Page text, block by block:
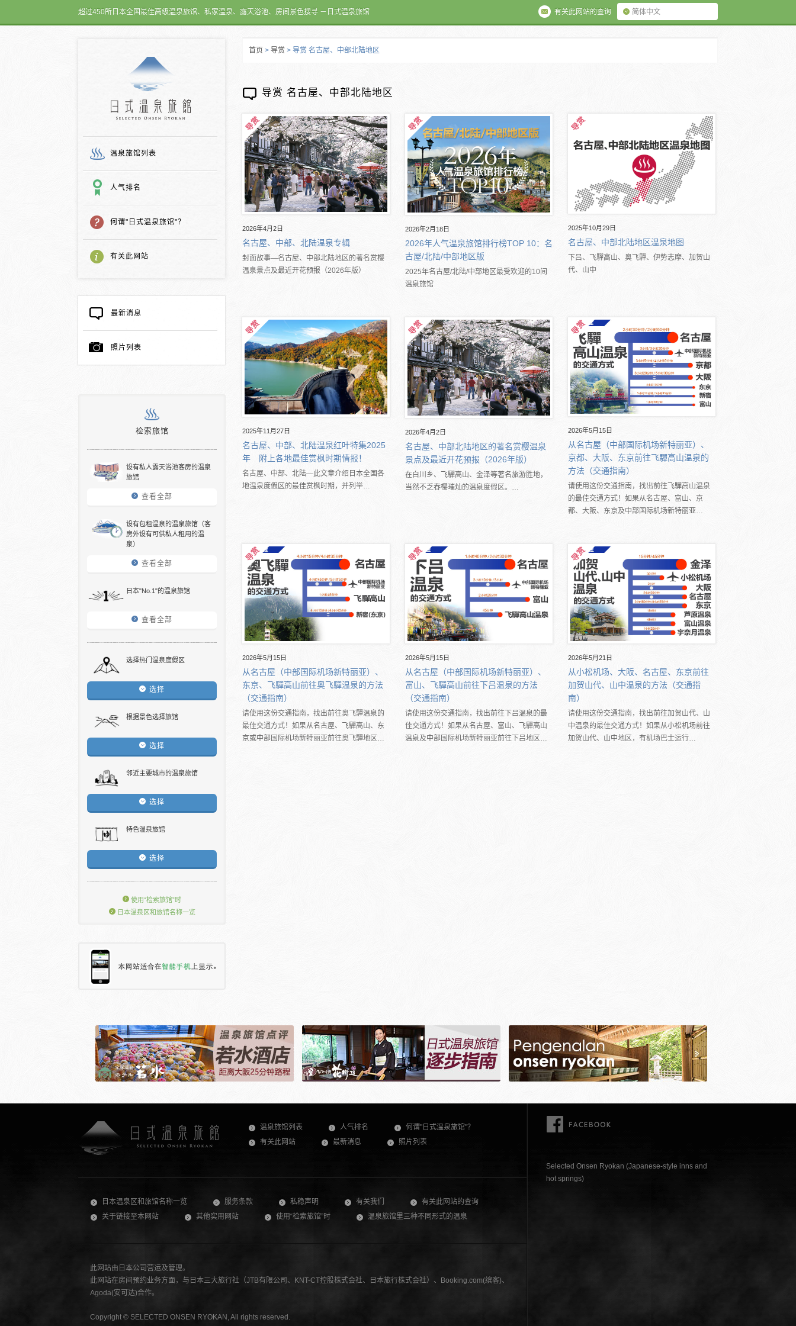
超过450所日本全国最佳高级温泉旅馆、私家温泉、露天浴池、房间景色搜寻 －日式温泉旅馆 简体中文
有关此网站的查询
温泉旅馆列表
人气排名
何谓"日式温泉旅馆"？
有关此网站
最新消息
照片列表
检索旅馆
设有私人露天浴池客房的温泉
旅馆
查看全部
设有包租温泉的温泉旅馆（客
房外设有可供私人租用的温
泉）
查看全部
日本"No.1"的温泉旅馆
查看全部
选择热门温泉度假区
选择
根据景色选择旅馆
选择
邻近主要城市的温泉旅馆
选择
特色温泉旅馆
选择
使用“检索旅馆”时
日本温泉区和旅馆名称一览
首页 > 导赏 > 导赏 名古屋、中部北陆地区
导赏 名古屋、中部北陆地区
2026年4月2日
名古屋、中部、北陆温泉专辑
封面故事―名古屋、中部北陆地区的著名赏樱
温泉景点及最近开花预报（2026年版）
2026年2月18日
2026年人气温泉旅馆排行榜TOP 10：名
古屋/北陆/中部地区版
2025年名古屋/北陆/中部地区最受欢迎的10间
温泉旅馆
2025年10月29日
名古屋、中部北陆地区温泉地图
下吕、飞驒高山、奥飞驒、伊势志摩、加贺山
代、山中
2025年11月27日
名古屋、中部、北陆温泉红叶特集2025
年 附上各地最佳赏枫时期情报！
名古屋、中部、北陆―此文章介绍日本全国各
地温泉度假区的最佳赏枫时期，并列举…
2026年4月2日
名古屋、中部北陆地区的著名赏樱温泉
景点及最近开花预报（2026年版）
在白川乡、飞驒高山、金泽等著名旅游胜地，
当然不乏春樱璀灿的温泉度假区。…
2026年5月15日
从名古屋（中部国际机场新特丽亚）、
京都、大阪、东京前往飞驒高山温泉的
方法（交通指南）
请使用这份交通指南，找出前往飞驒高山温泉
的最佳交通方式！如果从名古屋、富山、京
都、大阪、东京及中部国际机场新特丽亚…
2026年5月15日
从名古屋（中部国际机场新特丽亚）、
东京、飞驒高山前往奥飞驒温泉的方法
（交通指南）
请使用这份交通指南，找出前往奥飞驒温泉的
最佳交通方式！如果从名古屋、飞驒高山、东
京或中部国际机场新特丽亚前往奥飞驒地区…
2026年5月15日
从名古屋（中部国际机场新特丽亚）、
富山、飞驒高山前往下吕温泉的方法
（交通指南）
请使用这份交通指南，找出前往下吕温泉的最
佳交通方式！如果从名古屋、富山、飞驒高山
温泉及中部国际机场新特丽亚前往下吕地区…
2026年5月21日
从小松机场、大阪、名古屋、东京前往
加贺山代、山中温泉的方法（交通指
南）
请使用这份交通指南，找出前往加贺山代、山
中温泉的最佳交通方式！如果从小松机场前往
加贺山代、山中地区，有机场巴士运行…
Selected Onsen Ryokan (Japanese-style inns and
hot springs)
温泉旅馆列表 人气排名
何谓"日式温泉旅馆"？
有关此网站
最新消息 照片列表
日本温泉区和旅馆名称一览 服务条款 私稳声明 有关我们
有关此网站的查询
关于链接至本网站
其他实用网站 使用“检索旅馆”时 温泉旅馆里三种不同形式的温泉
此网站由日本公司营运及管理。
此网站在房间预约业务方面，与日本三大旅行社（JTB有限公司、KNT-CT控股株式会社、日本旅行株式会社）、Booking.com(缤客)、
Agoda(安可达)合作。
Copyright © SELECTED ONSEN RYOKAN, All rights reserved.